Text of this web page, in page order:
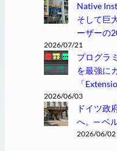
Native
そして巨
ーザーの
2026/07/21
プログラ
を最強に
「
2026/06/03
ドイツ政
へ。─ ベ
2026/06/02